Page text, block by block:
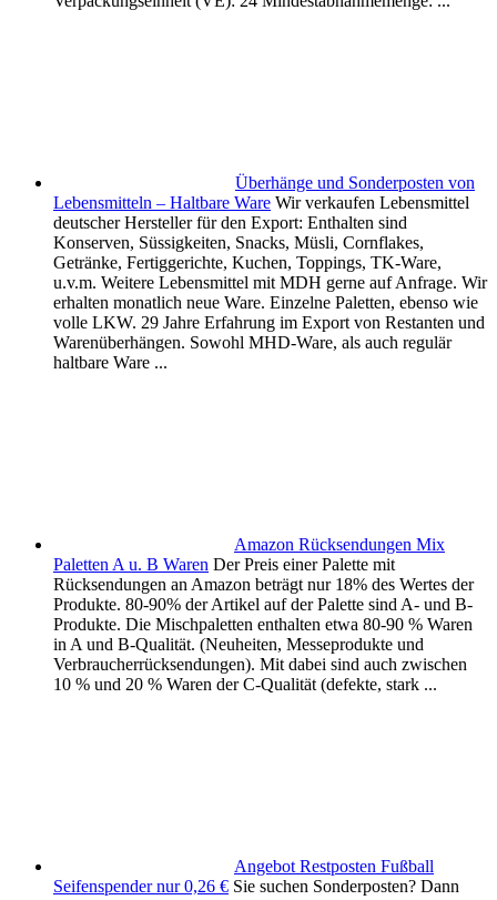
Überhänge und Sonderposten von
Lebensmitteln – Haltbare Ware Wir verkaufen Lebensmittel
deutscher Hersteller für den Export: Enthalten sind
Konserven, Süssigkeiten, Snacks, Müsli, Cornflakes,
Getränke, Fertiggerichte, Kuchen, Toppings, TK-Ware,
u.v.m. Weitere Lebensmittel mit MDH gerne auf Anfrage. Wir
erhalten monatlich neue Ware. Einzelne Paletten, ebenso wie
volle LKW. 29 Jahre Erfahrung im Export von Restanten und
Warenüberhängen. Sowohl MHD-Ware, als auch regulär
haltbare Ware ...
Amazon Rücksendungen Mix
Paletten A u. B Waren Der Preis einer Palette mit
Rücksendungen an Amazon beträgt nur 18% des Wertes der
Produkte. 80-90% der Artikel auf der Palette sind A- und B-
Produkte. Die Mischpaletten enthalten etwa 80-90 % Waren
in A und B-Qualität. (Neuheiten, Messeprodukte und
Verbraucherrücksendungen). Mit dabei sind auch zwischen
10 % und 20 % Waren der C-Qualität (defekte, stark ...
Angebot Restposten Fußball
Seifenspender nur 0,26 € Sie suchen Sonderposten? Dann